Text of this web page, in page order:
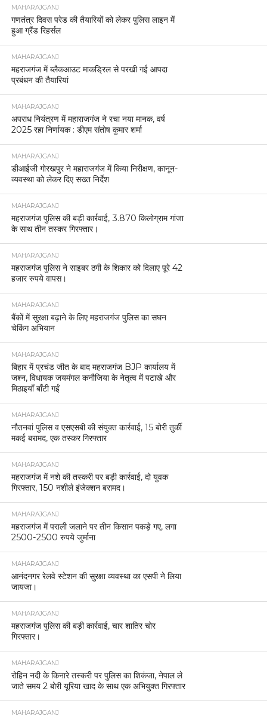
MAHARAJGANJ
गणतंत्र दिवस परेड की तैयारियों को लेकर पुलिस लाइन में
हुआ ग्रैंड रिहर्सल
MAHARAJGANJ
महराजगंज में ब्लैकआउट माकड्रिल से परखी गई आपदा
प्रबंधन की तैयारियां
MAHARAJGANJ
अपराध नियंत्रण में महाराजगंज ने रचा नया मानक, वर्ष
2025 रहा निर्णायक : डीएम संतोष कुमार शर्मा
MAHARAJGANJ
डीआईजी गोरखपुर ने महाराजगंज में किया निरीक्षण, कानून-
व्यवस्था को लेकर दिए सख्त निर्देश
MAHARAJGANJ
महराजगंज पुलिस की बड़ी कार्रवाई, 3.870 किलोग्राम गांजा
के साथ तीन तस्कर गिरफ्तार।
MAHARAJGANJ
महराजगंज पुलिस ने साइबर ठगी के शिकार को दिलाए पूरे 42
हजार रुपये वापस।
MAHARAJGANJ
बैंकों में सुरक्षा बढ़ाने के लिए महराजगंज पुलिस का सघन
चेकिंग अभियान
MAHARAJGANJ
बिहार में प्रचंड जीत के बाद महराजगंज BJP कार्यालय में
जश्न, विधायक जयमंगल कनौजिया के नेतृत्व में पटाखे और
मिठाइयाँ बाँटी गईं
MAHARAJGANJ
नौतनवां पुलिस व एसएसबी की संयुक्त कार्रवाई, 15 बोरी तुर्की
मकई बरामद, एक तस्कर गिरफ्तार
MAHARAJGANJ
महराजगंज में नशे की तस्करी पर बड़ी कार्रवाई, दो युवक
गिरफ्तार, 150 नशीले इंजेक्शन बरामद।
MAHARAJGANJ
महराजगंज में पराली जलाने पर तीन किसान पकड़े गए, लगा
2500-2500 रुपये जुर्माना
MAHARAJGANJ
आनंदनगर रेलवे स्टेशन की सुरक्षा व्यवस्था का एसपी ने लिया
जायजा।
MAHARAJGANJ
महराजगंज पुलिस की बड़ी कार्रवाई, चार शातिर चोर
गिरफ्तार।
MAHARAJGANJ
रोहिन नदी के किनारे तस्करी पर पुलिस का शिकंजा, नेपाल ले
जाते समय 2 बोरी यूरिया खाद के साथ एक अभियुक्त गिरफ्तार
MAHARAJGANJ